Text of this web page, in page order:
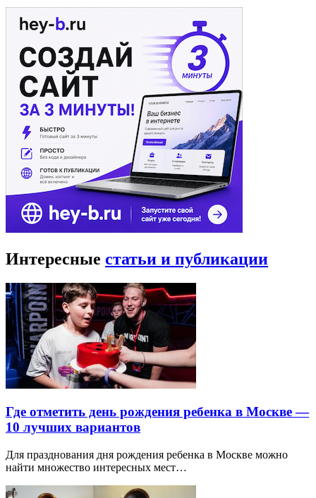
Интересные статьи и публикации
Где отметить день рождения ребенка в Москве —
10 лучших вариантов
Для празднования дня рождения ребенка в Москве можно
найти множество интересных мест…